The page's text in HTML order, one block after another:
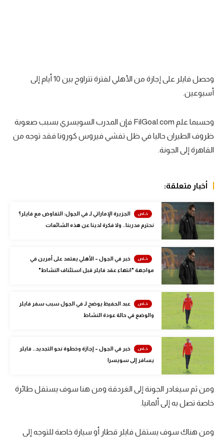
الدوري الإسباني
دوري أبطال أوروبا
رياضات أخرى
أمم إفريقيا
كرة السلة الأمريكية
كرة سلة
كرة يد
كرة طائرة
الوطن العربي
في المونديال
رياضة نسائية
آسيا
أمريكا
ركن الألعاب
وحصل فايلر على إجازة من الأهلي لفترة تتراوح بين 10 أيام إلى
أسبوعين.
وحسبما علم FilGoal.com فإن المدرب السويسري بسبب صعوبة
ظروف الطيران حاليا في ظل تفشي فيروس كورونا فقد توجه من
القاهرة إلى الجونة.
أخبار متعلقة:
الجزيرة الإماراتي لـ في الجول: التفاوض مع فايلر؟
نحترم مدربنا.. ولا فكرة لدينا عن هذه الشائعات
خبر في الجول – الأهلي يعتمد على أمرين في
مواجهة "انتهاء عقد فايلر قبل استئناف النشاط"
عبد الحفيظ يوضح لـ في الجول سبب سفر فايلر
والوضع في حالة عودة النشاط
خبر في الجول – إجازة وخطوة نحو التجديد.. فايلر
يسافر إلى سويسرا
ومن ثم سيغادر الجونة إلى الغردقة ومن هنا سوف يستقل طائرة
خاصة تصل به إلى ألمانيا.
ومن هناك سوف يستقل فايلر قطار أو سيارة خاصة للتوجه إلى